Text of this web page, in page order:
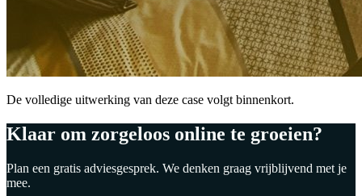
De volledige uitwerking van deze case volgt binnenkort.
Klaar om zorgeloos online te groeien?
Plan een gratis adviesgesprek. We denken graag vrijblijvend met je
mee.